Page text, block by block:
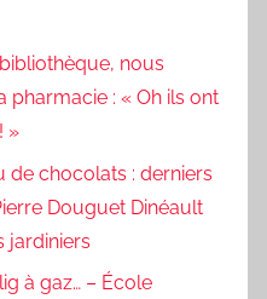
nous
pharmacie : « Oh ils ont
»
de chocolats : derniers
Douguet Dinéault
jardiniers
à gaz… – École